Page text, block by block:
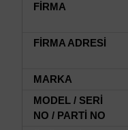
FİRMA
FİRMA ADRESİ
MARKA
MODEL / SERİ
NO / PARTİ NO